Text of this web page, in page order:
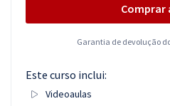
Comprar
Garantia de devolução
Este curso inclui:
Videoaulas